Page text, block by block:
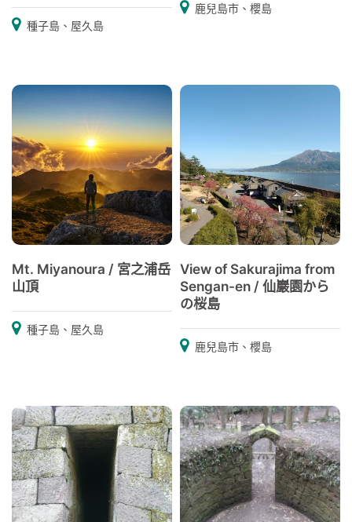
種子島、屋久島
鹿兒島市、櫻島
Mt. Miyanoura / 宮之浦岳
山頂
種子島、屋久島
View of Sakurajima from
Sengan-en / 仙巖園から
の桜島
鹿兒島市、櫻島